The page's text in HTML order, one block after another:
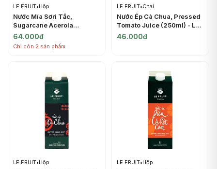
LE FRUIT•Hộp
Nước Mía Sơri Tắc,
Sugarcane Acerola
Calamansi Juice (1L) - LE
FRUIT
64.000đ
Chỉ còn 2 sản phẩm
LE FRUIT•Chai
Nước Ép Cà Chua, Pressed
Tomato Juice (250ml) - LE
FRUIT
46.000đ
LE FRUIT•Hộp LE FRUIT•Hộp